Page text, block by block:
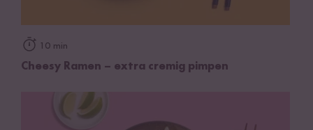
10 min
Cheesy Ramen – extra cremig pimpen